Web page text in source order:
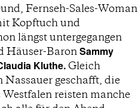
Fernseh-Sales-Woman
Kopftuch und
längst untergegangen
Häuser-BaronSammy
Kluthe.Gleich
Nassauer geschafft, die
reisten manche